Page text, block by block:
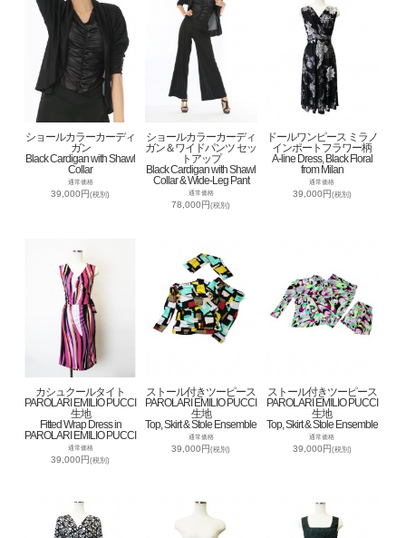
ショールカラーカーディ
ガン
Black Cardigan with Shawl
Collar
通常価格
39,000円(税別)
ショールカラーカーディ
ガン＆ワイドパンツ セッ
トアップ
Black Cardigan with Shawl
Collar & Wide-Leg Pant
通常価格
78,000円(税別)
ドールワンピース ミラノ
インポートフラワー柄
A-line Dress, Black Floral
from Milan
通常価格
39,000円(税別)
カシュクールタイト
PAROLARI EMILIO PUCCI
生地
Fitted Wrap Dress in
PAROLARI EMILIO PUCCI
通常価格
39,000円(税別)
ストール付きツーピース
PAROLARI EMILIO PUCCI
生地
Top, Skirt & Stole Ensemble
通常価格
39,000円(税別)
ストール付きツーピース
PAROLARI EMILIO PUCCI
生地
Top, Skirt & Stole Ensemble
通常価格
39,000円(税別)